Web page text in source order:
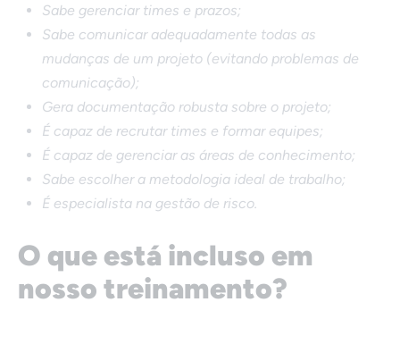
Sabe gerenciar times e prazos;
Sabe comunicar adequadamente todas as
mudanças de um projeto (evitando problemas de
comunicação);
Gera documentação robusta sobre o projeto;
É capaz de recrutar times e formar equipes;
É capaz de gerenciar as áreas de conhecimento;
Sabe escolher a metodologia ideal de trabalho;
É especialista na gestão de risco.
O que está incluso em
nosso treinamento?